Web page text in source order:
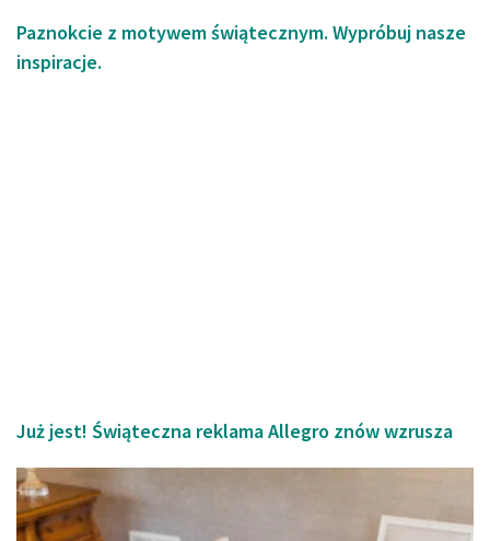
Paznokcie z motywem świątecznym. Wypróbuj nasze
inspiracje.
Już jest! Świąteczna reklama Allegro znów wzrusza